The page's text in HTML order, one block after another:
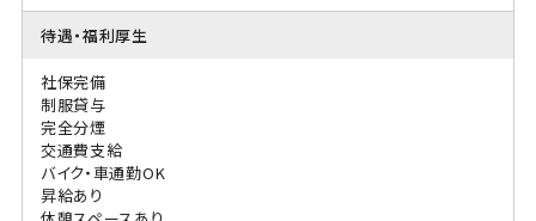
待遇・福利厚生
社保完備
制服貸与
完全分煙
交通費支給
バイク・車通勤OK
昇給あり